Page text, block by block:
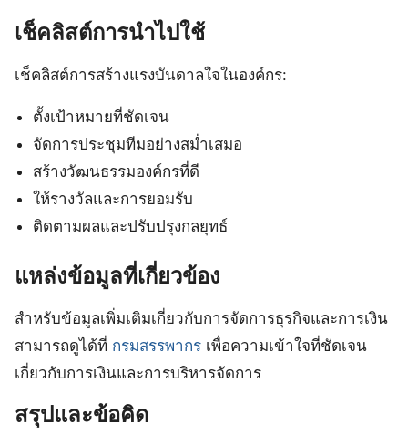
เช็คลิสต์การนำไปใช้
เช็คลิสต์การสร้างแรงบันดาลใจในองค์กร:
ตั้งเป้าหมายที่ชัดเจน
จัดการประชุมทีมอย่างสม่ำเสมอ
สร้างวัฒนธรรมองค์กรที่ดี
ให้รางวัลและการยอมรับ
ติดตามผลและปรับปรุงกลยุทธ์
แหล่งข้อมูลที่เกี่ยวข้อง
สำหรับข้อมูลเพิ่มเติมเกี่ยวกับการจัดการธุรกิจและการเงิน
สามารถดูได้ที่ กรมสรรพากร เพื่อความเข้าใจที่ชัดเจน
เกี่ยวกับการเงินและการบริหารจัดการ
สรุปและข้อคิด